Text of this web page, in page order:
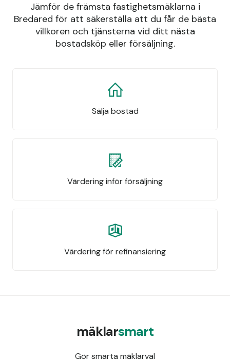
Jämför de främsta fastighetsmäklarna i
Bredared för att säkerställa att du får de bästa
villkoren och tjänsterna vid ditt nästa
bostadsköp eller försäljning.
Sälja bostad
Värdering inför försäljning
Värdering för refinansiering
mäklarsmart
Gör smarta mäklarval